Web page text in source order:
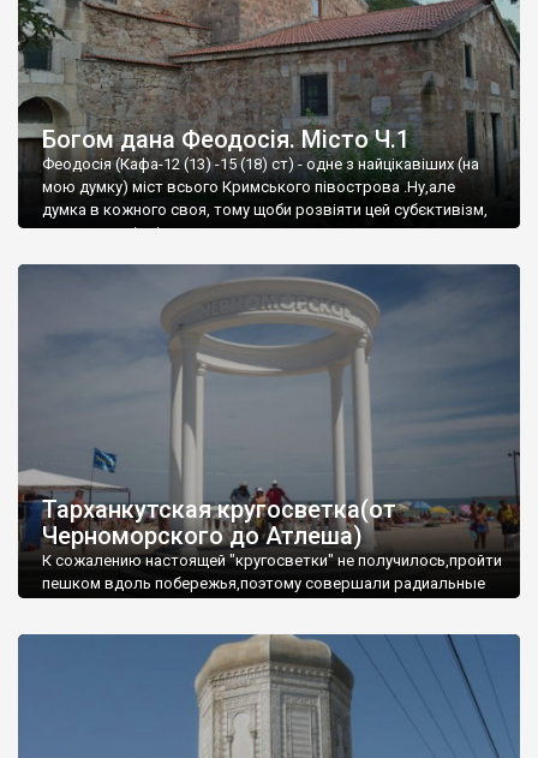
Богом дана Феодосія. Місто Ч.1
Феодосія (Кафа-12 (13) -15 (18) ст) - одне з найцікавіших (на
мою думку) міст всього Кримського півострова .Ну,але
думка в кожного своя, тому щоби розвіяти цей субєктивізм,
запрошую відвідати це
Тарханкутская кругосветка(от
Черноморского до Атлеша)
К сожалению настоящей "кругосветки" не получилось,пройти
пешком вдоль побережья,поэтому совершали радиальные